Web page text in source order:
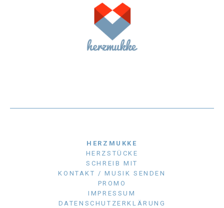
HERZMUKKE
HERZSTÜCKE
SCHREIB MIT
KONTAKT / MUSIK SENDEN
PROMO
IMPRESSUM
DATENSCHUTZERKLÄRUNG